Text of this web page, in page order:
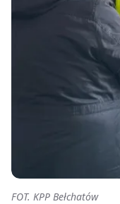
FOT. KPP Bełchatów